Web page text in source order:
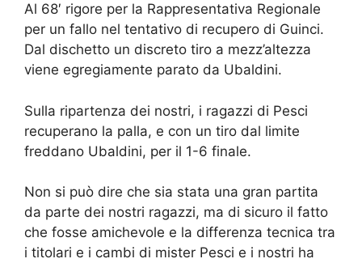
Al 68′ rigore per la Rappresentativa Regionale
per un fallo nel tentativo di recupero di Guinci.
Dal dischetto un discreto tiro a mezz’altezza
viene egregiamente parato da Ubaldini.
Sulla ripartenza dei nostri, i ragazzi di Pesci
recuperano la palla, e con un tiro dal limite
freddano Ubaldini, per il 1-6 finale.
Non si può dire che sia stata una gran partita
da parte dei nostri ragazzi, ma di sicuro il fatto
che fosse amichevole e la differenza tecnica tra
i titolari e i cambi di mister Pesci e i nostri ha